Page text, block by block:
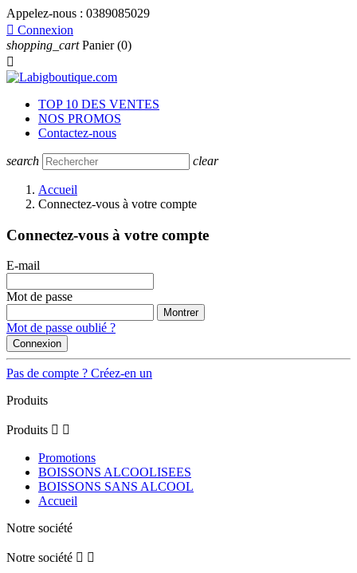
Appelez-nous : 0389085029
 Connexion
shopping_cart Panier (0)

TOP 10 DES VENTES
NOS PROMOS
Contactez-nous
search clear
Accueil
Connectez-vous à votre compte
Connectez-vous à votre compte
E-mail
Mot de passe
Montrer
Mot de passe oublié ?
Connexion
Pas de compte ? Créez-en un
Produits
Produits  
Promotions
BOISSONS ALCOOLISEES
BOISSONS SANS ALCOOL
Accueil
Notre société
Notre société  